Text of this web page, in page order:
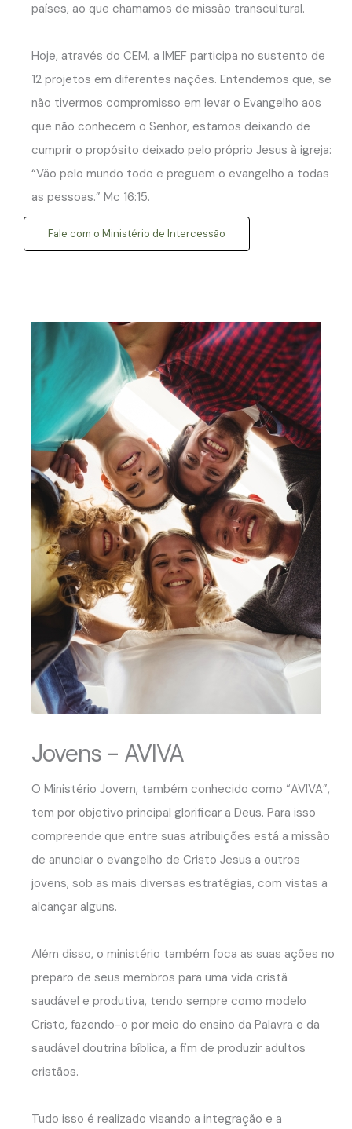
países, ao que chamamos de missão transcultural.
Hoje, através do CEM, a IMEF participa no sustento de
12 projetos em diferentes nações. Entendemos que, se
não tivermos compromisso em levar o Evangelho aos
que não conhecem o Senhor, estamos deixando de
cumprir o propósito deixado pelo próprio Jesus à igreja:
“Vão pelo mundo todo e preguem o evangelho a todas
as pessoas.” Mc 16:15.
Fale com o Ministério de Intercessão
Jovens - AVIVA
O Ministério Jovem, também conhecido como “AVIVA”,
tem por objetivo principal glorificar a Deus. Para isso
compreende que entre suas atribuições está a missão
de anunciar o evangelho de Cristo Jesus a outros
jovens, sob as mais diversas estratégias, com vistas a
alcançar alguns.
Além disso, o ministério também foca as suas ações no
preparo de seus membros para uma vida cristã
saudável e produtiva, tendo sempre como modelo
Cristo, fazendo-o por meio do ensino da Palavra e da
saudável doutrina bíblica, a fim de produzir adultos
cristãos.
Tudo isso é realizado visando a integração e a